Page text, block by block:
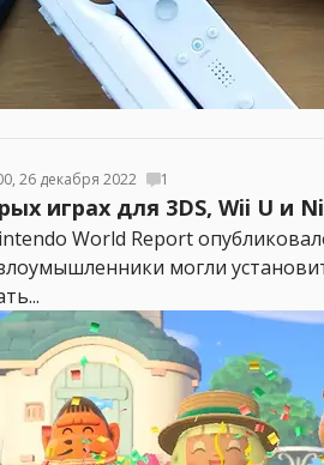
26 декабря 2022 1
играх для 3DS, Wii U и
World Report
могли